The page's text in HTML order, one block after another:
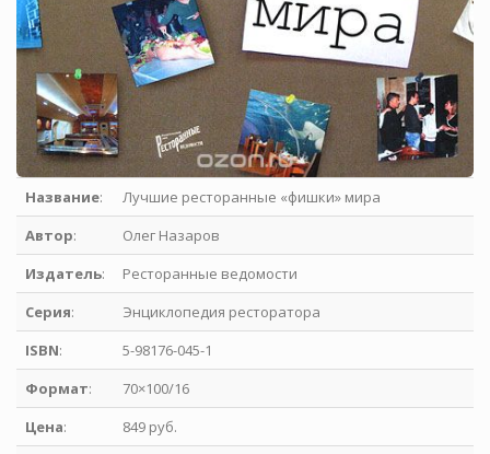
Название:
Лучшие ресторанные «фишки» мира
Автор:
Олег Назаров
Издатель:
Ресторанные ведомости
Серия:
Энциклопедия ресторатора
ISBN:
5-98176-045-1
Формат:
70×100/16
Цена:
849 руб.